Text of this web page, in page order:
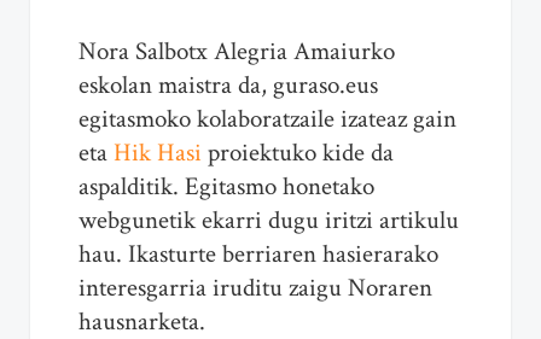
Nora Salbotx Alegria Amaiurko
eskolan maistra da, guraso.eus
egitasmoko kolaboratzaile izateaz gain
etaHik Hasi proiektuko kide da
aspalditik. Egitasmo honetako
webgunetik ekarri dugu iritzi artikulu
hau. Ikasturte berriaren hasierarako
interesgarria iruditu zaigu Noraren
hausnarketa.